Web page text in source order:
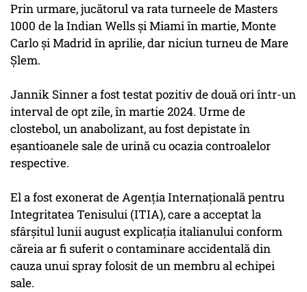
Prin urmare, jucătorul va rata turneele de Masters
1000 de la Indian Wells şi Miami în martie, Monte
Carlo şi Madrid în aprilie, dar niciun turneu de Mare
Şlem.
Jannik Sinner a fost testat pozitiv de două ori într-un
interval de opt zile, în martie 2024. Urme de
clostebol, un anabolizant, au fost depistate în
eşantioanele sale de urină cu ocazia controalelor
respective.
El a fost exonerat de Agenţia Internaţională pentru
Integritatea Tenisului (ITIA), care a acceptat la
sfârşitul lunii august explicaţia italianului conform
căreia ar fi suferit o contaminare accidentală din
cauza unui spray folosit de un membru al echipei
sale.